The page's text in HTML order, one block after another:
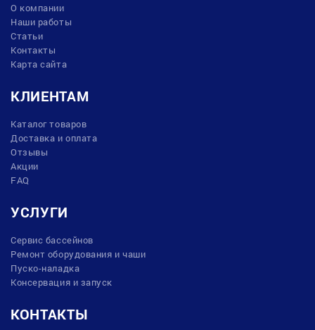
О компании
Наши работы
Статьи
Контакты
Карта сайта
КЛИЕНТАМ
Каталог товаров
Доставка и оплата
Отзывы
Акции
FAQ
УСЛУГИ
Сервис бассейнов
Ремонт оборудования и чаши
Пуско-наладка
Консервация и запуск
КОНТАКТЫ